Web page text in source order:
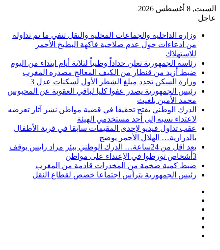
السبت, 8 أغسطس 2026
عاجل
وزارة الداخلية والجماعات المحلية والنقل تنفي ما تم تداوله
من ادعاءات حول عدم صلاحية فاكهة البطيخ الأحمر
للاستهلاك
رئاسة الجمهورية تعلن حداداً وطنياً لثلاثة أيام ابتداء من اليوم
ضبط أزيد من قنطار من الكيف المعالج مصدره المغرب
وزارة السكن تحدد مبلغ الشطر الأول لسكنات عدل 3
رئيس الجمهورية يصدر عفوا كليا لباقي العقوبة عن المحبوس
محمد الأمين بلغيث
الدرك الوطني يفتح تحقيقا في قضية مواطن نشر آثار تعرضه
لاعتداء نسبه إلى أحد مستخدمي الهيئة
عقب تداول فيديو لإحدى المقيمات سابقا في قرية الأطفال
بالدرارية… الهلال الأحمر يوضح
بعد اقل من 24ساعة… الدرك الوطني ببئر مراد رايس يوقف
3أشخاص تورطوا في الإعتداء على مواطن
ضبط كمية ضخمة من المخدرات قادمة من المغرب
رئيس الجمهورية يترأس اجتماعا خصص لقطاع النقل